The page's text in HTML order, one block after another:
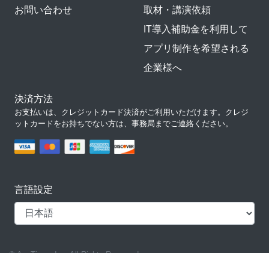
お問い合わせ
取材・講演依頼
IT導入補助金を利用して
アプリ制作を希望される
企業様へ
決済方法
お支払いは、クレジットカード決済がご利用いただけます。クレジ
ットカードをお持ちでない方は、事務局までご連絡ください。
言語設定